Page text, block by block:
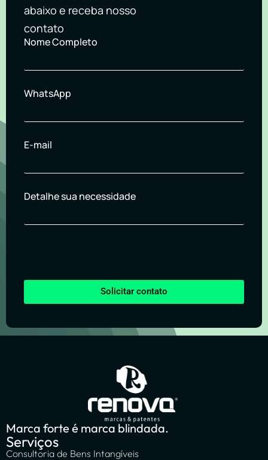
abaixo e receba nosso
contato
Nome Completo
WhatsApp
E-mail
Detalhe sua necessidade
Solicitar contato
Marca forte é marca blindada.
Serviços
Consultoria de Bens Intangíveis